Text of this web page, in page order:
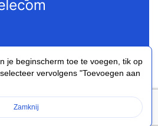
Telecom 2026 ®
je beginscherm toe te voegen, tik op
vervolgens "Toevoegen aan
Zamknij